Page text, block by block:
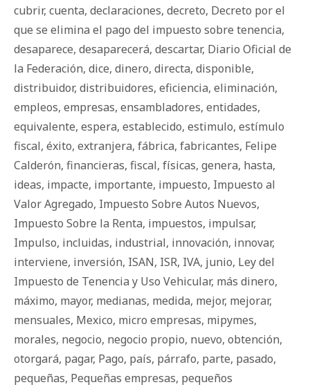
cubrir, cuenta, declaraciones, decreto, Decreto por el
que se elimina el pago del impuesto sobre tenencia,
desaparece, desaparecerá, descartar, Diario Oficial de
la Federación, dice, dinero, directa, disponible,
distribuidor, distribuidores, eficiencia, eliminación,
empleos, empresas, ensambladores, entidades,
equivalente, espera, establecido, estimulo, estímulo
fiscal, éxito, extranjera, fábrica, fabricantes, Felipe
Calderón, financieras, fiscal, físicas, genera, hasta,
ideas, impacte, importante, impuesto, Impuesto al
Valor Agregado, Impuesto Sobre Autos Nuevos,
Impuesto Sobre la Renta, impuestos, impulsar,
Impulso, incluidas, industrial, innovación, innovar,
interviene, inversión, ISAN, ISR, IVA, junio, Ley del
Impuesto de Tenencia y Uso Vehicular, más dinero,
máximo, mayor, medianas, medida, mejor, mejorar,
mensuales, Mexico, micro empresas, mipymes,
morales, negocio, negocio propio, nuevo, obtención,
otorgará, pagar, Pago, país, párrafo, parte, pasado,
pequeñas, Pequeñas empresas, pequeños